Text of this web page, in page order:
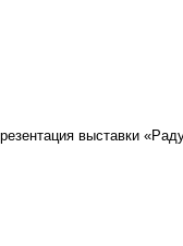
выставки